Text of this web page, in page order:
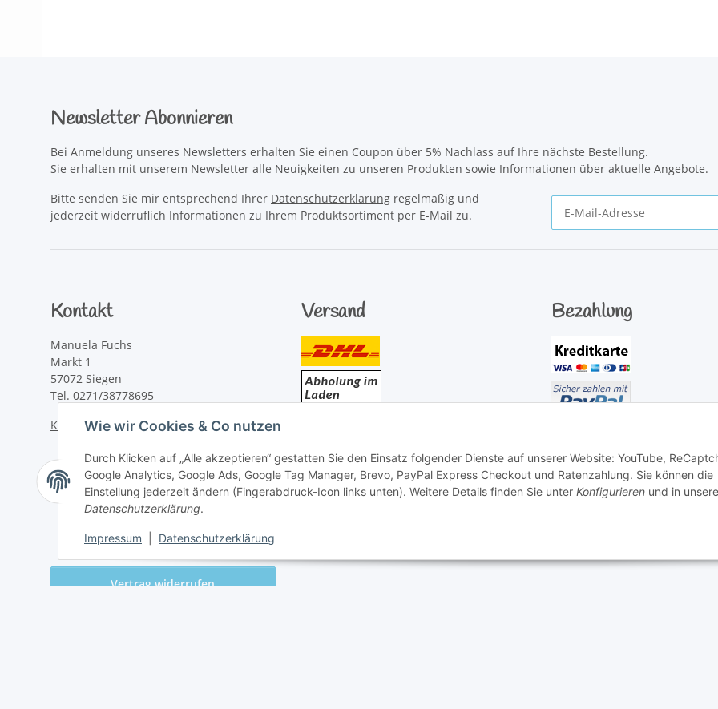
Wie wir Cookies & Co nutzen
Durch Klicken auf „Alle akzeptieren“ gestatten Sie den Einsatz folgender Dienste auf unserer Website: YouTube,
Google Analytics, Google Ads, Google Tag Manager, Brevo, PayPal Express Checkout und Ratenzahlung. Sie können die
Einstellung jederzeit ändern (Fingerabdruck-Icon links unten). Weitere Details finden Sie unter Konfigurieren und in
Datenschutzerklärung.
Impressum Datenschutzerklärung
Newsletter Abonnieren
Bei Anmeldung unseres Newsletters erhalten Sie einen Coupon über 5% Nachlass auf Ihre nächste Bestellung.
Sie erhalten mit unserem Newsletter alle Neuigkeiten zu unseren Produkten sowie Informationen über aktuelle Angebote.
Bitte senden Sie mir entsprechend Ihrer Datenschutzerklärung regelmäßig und
jederzeit widerruflich Informationen zu Ihrem Produktsortiment per E-Mail zu.
Kontakt
Manuela Fuchs
Markt 1
57072 Siegen
Tel. 0271/38778695
Kontaktformular
Versand Bezahlung
Vertrag widerrufen